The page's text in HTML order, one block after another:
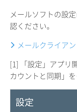
メールソフトの設
認ください。
メールクライア
[1] 「設定」アプリ
カウントと同期」を